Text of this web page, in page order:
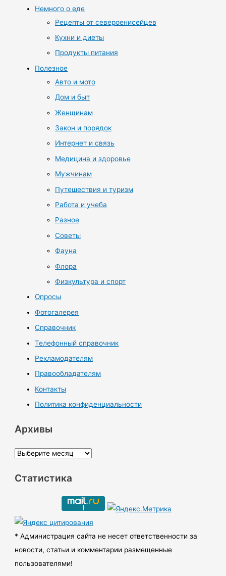
Немного о еде
Рецепты от североенисейцев
Кухни и диеты
Продукты питания
Полезное
Авто и мото
Дом и быт
Женщинам
Закон и порядок
Интернет и связь
Медицина и здоровье
Мужчинам
Путешествия и туризм
Работа и учеба
Разное
Советы
Фауна
Флора
Физкультура и спорт
Опросы
Фотогалерея
Справочник
Телефонный справочник
Рекламодателям
Правообладателям
Контакты
Политика конфиденциальности
Архивы
А
х
ы
Статистика
* Администрация сайта не несет ответственности за
новости, статьи и комментарии размещенные
пользователями!